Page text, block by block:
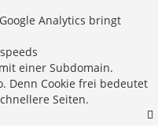
Analytics bringt
einer Subdomain.
Denn Cookie frei bedeutet
Seiten.